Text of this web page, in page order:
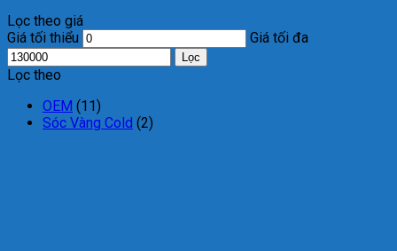
Lọc theo giá
Giá tối thiểu
Giá tối đa
Lọc
Lọc theo
OEM (11)
Sóc Vàng Cold (2)